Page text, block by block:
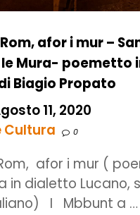
afor i mur –
Mura- poemetto
Biagio Propato
11, 2020
Cultura
0
afor i mur (
in dialetto Lucano,
I Mbbunt a …